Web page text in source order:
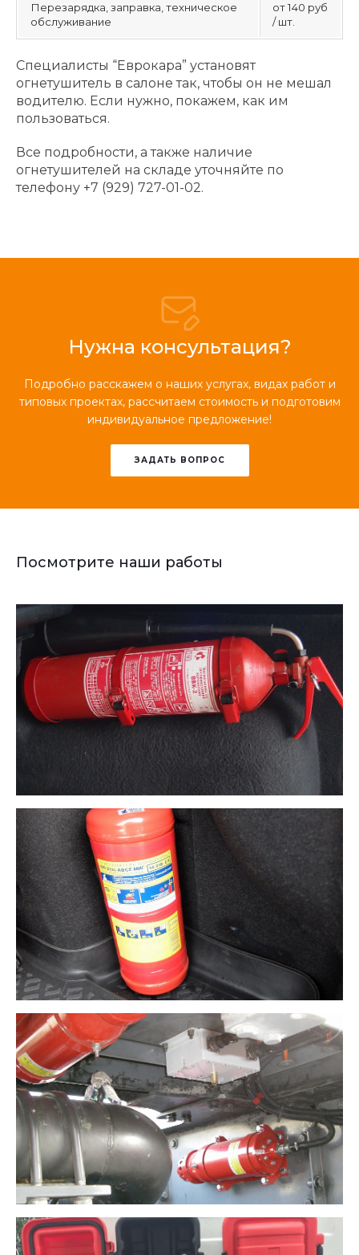
Перезарядка, заправка, техническое
обслуживание
от 140 руб
/ шт.
Специалисты “Еврокара” установят
огнетушитель в салоне так, чтобы он не мешал
водителю. Если нужно, покажем, как им
пользоваться.
Все подробности, а также наличие
огнетушителей на складе уточняйте по
телефону +7 (929) 727-01-02.
Нужна консультация?
Подробно расскажем о наших услугах, видах работ и
типовых проектах, рассчитаем стоимость и подготовим
индивидуальное предложение!
ЗАДАТЬ ВОПРОС
Посмотрите наши работы